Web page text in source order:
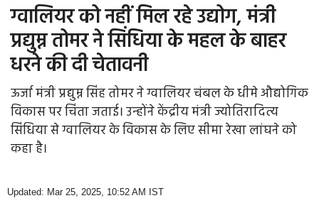
Office Office
Political Gossips
Farm & Food
Opinion
Photo Gallery
ग्वालियर को नहीं मिल रहे उद्योग, मंत्री
प्रद्युम्न तोमर ने सिंधिया के महल के बाहर
धरने की दी चेतावनी
ऊर्जा मंत्री प्रद्युम्न सिंह तोमर ने ग्वालियर चंबल के धीमे औद्योगिक
विकास पर चिंता जताई। उन्होंने केंद्रीय मंत्री ज्योतिरादित्य
सिंधिया से ग्वालियर के विकास के लिए सीमा रेखा लांघने को
कहा है।
Updated: Mar 25, 2025, 10:52 AM IST